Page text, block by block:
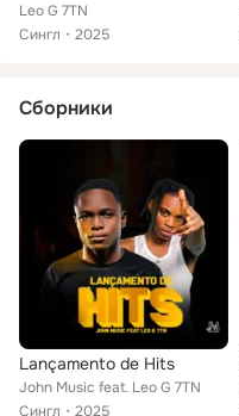
Leo G 7TN
Сингл
2025
Сборники
Lançamento de Hits
John Music feat. Leo G 7TN
Сингл
2025